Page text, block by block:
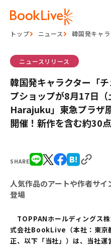
トップ ニュース 韓国発キャ
SHARE
ニュースリリース
韓国発キャラクター「
プショップが8⽉17⽇
Harajuku」東急プラザ
開催！新作を含む約30
⼈気作品のアートや作者サ
登場
TOPPANホールディングス
式会社BookLive（本社：東京
正、以下「当社」）は、当社運